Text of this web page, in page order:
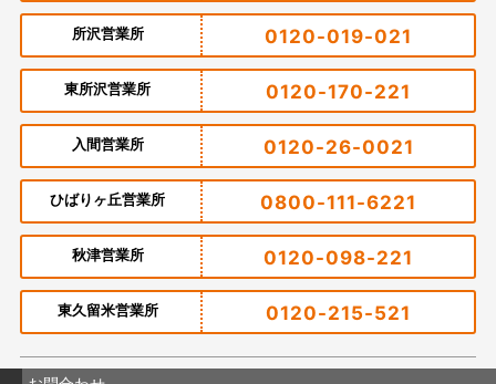
所沢営業所 0120-019-021
東所沢営業所 0120-170-221
入間営業所 0120-26-0021
ひばりヶ丘営業所 0800-111-6221
秋津営業所 0120-098-221
東久留米営業所 0120-215-521